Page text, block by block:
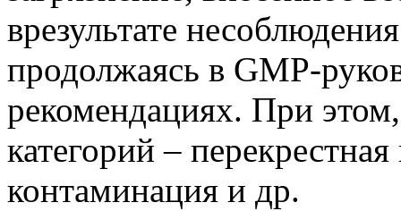
врезультате
продолжаясь в GMP-
рекомендациях. При
категорий –
контаминация и др.